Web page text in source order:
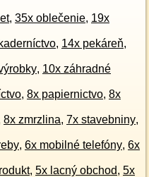
, 35x oblečenie, 19x
, 14x pekáreň,
, 10x záhradné
, 8x papiernictvo, 8x
8x zmrzlina, 7x stavebniny,
, 6x mobilné telefóny, 6x
, 5x lacný obchod, 5x